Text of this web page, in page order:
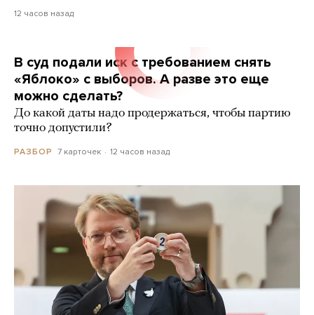
12 часов назад
В суд подали иск с требованием снять
«Яблоко» с выборов. А разве это еще
можно сделать?
До какой даты надо продержаться, чтобы партию
точно допустили?
РАЗБОР 7 карточек 12 часов назад